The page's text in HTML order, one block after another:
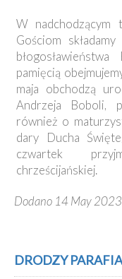
W nadchodzącym
Gościom
pamięcią
maja obchodzą
Andrzeja Boboli,
również o
dary Ducha
czwartek
chrześcijańskiej.
Dodano 14 May
DRODZY